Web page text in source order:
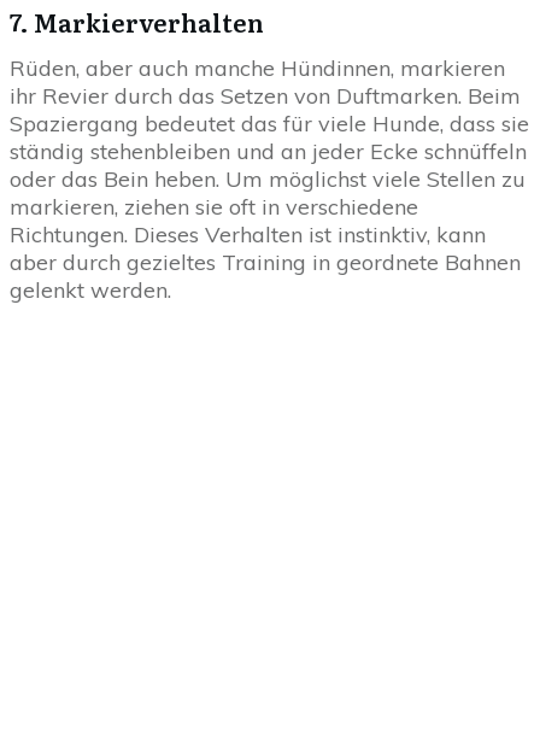
7. Markierverhalten
Rüden, aber auch manche Hündinnen, markieren
ihr Revier durch das Setzen von Duftmarken. Beim
Spaziergang bedeutet das für viele Hunde, dass sie
ständig stehenbleiben und an jeder Ecke schnüffeln
oder das Bein heben. Um möglichst viele Stellen zu
markieren, ziehen sie oft in verschiedene
Richtungen. Dieses Verhalten ist instinktiv, kann
aber durch gezieltes Training in geordnete Bahnen
gelenkt werden.